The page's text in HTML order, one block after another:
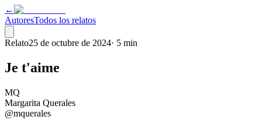
←
AutoresTodos los relatos
Relato25 de octubre de 2024· 5 min
Je t'aime
MQ
Margarita Querales
@mquerales